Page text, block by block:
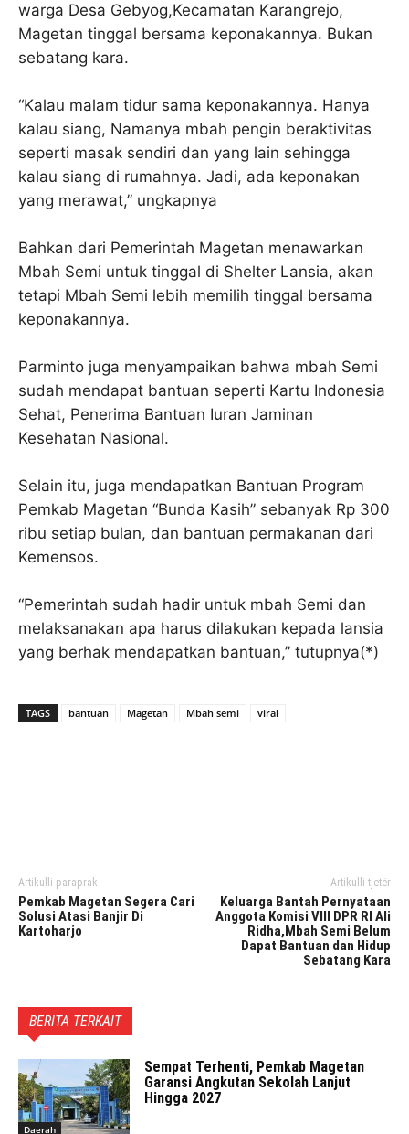
warga Desa Gebyog,Kecamatan Karangrejo,
Magetan tinggal bersama keponakannya. Bukan
sebatang kara.
“Kalau malam tidur sama keponakannya. Hanya
kalau siang, Namanya mbah pengin beraktivitas
seperti masak sendiri dan yang lain sehingga
kalau siang di rumahnya. Jadi, ada keponakan
yang merawat,” ungkapnya
Bahkan dari Pemerintah Magetan menawarkan
Mbah Semi untuk tinggal di Shelter Lansia, akan
tetapi Mbah Semi lebih memilih tinggal bersama
keponakannya.
Parminto juga menyampaikan bahwa mbah Semi
sudah mendapat bantuan seperti Kartu Indonesia
Sehat, Penerima Bantuan Iuran Jaminan
Kesehatan Nasional.
Selain itu, juga mendapatkan Bantuan Program
Pemkab Magetan “Bunda Kasih” sebanyak Rp 300
ribu setiap bulan, dan bantuan permakanan dari
Kemensos.
“Pemerintah sudah hadir untuk mbah Semi dan
melaksanakan apa harus dilakukan kepada lansia
yang berhak mendapatkan bantuan,” tutupnya(*)
TAGS bantuan Magetan Mbah semi viral
Artikulli paraprak
Pemkab Magetan Segera Cari
Solusi Atasi Banjir Di
Kartoharjo
Artikulli tjetër
Keluarga Bantah Pernyataan
Anggota Komisi VIII DPR RI Ali
Ridha,Mbah Semi Belum
Dapat Bantuan dan Hidup
Sebatang Kara
BERITA TERKAIT
Daerah
Sempat Terhenti, Pemkab Magetan
Garansi Angkutan Sekolah Lanjut
Hingga 2027